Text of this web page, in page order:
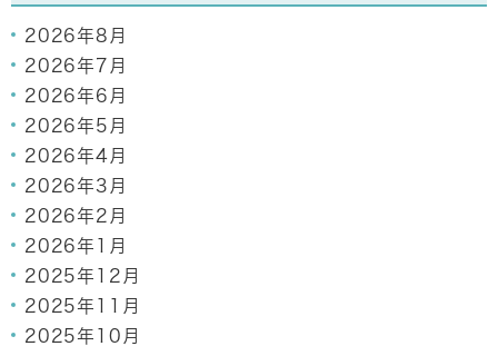
2026年8月
2026年7月
2026年6月
2026年5月
2026年4月
2026年3月
2026年2月
2026年1月
2025年12月
2025年11月
2025年10月